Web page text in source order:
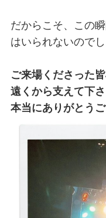
だからこそ、この
はいられないのでし
ご来場くださった皆
遠くから支えて下さ
本当にありがとう